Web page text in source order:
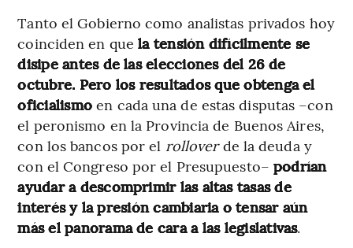
Tanto el Gobierno como analistas privados hoy
coinciden en quela tensión difícilmente se
disipe antes de las elecciones del 26 de
octubre. Pero los resultados que obtenga el
oficialismoen cada una de estas disputas –con
el peronismo en la Provincia de Buenos Aires,
con los bancos por el rolloverde la deuda y
con el Congreso por el Presupuesto– podrían
ayudar a descomprimir las altas tasas de
interés y la presión cambiaria o tensar aún
más el panorama de cara a las legislativas.